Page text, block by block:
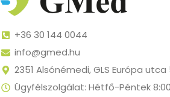
+36 30 144 0044
info@gmed.hu
2351 Alsónémedi, GLS Európa utca
Ügyfélszolgálat: Hétfő-Péntek